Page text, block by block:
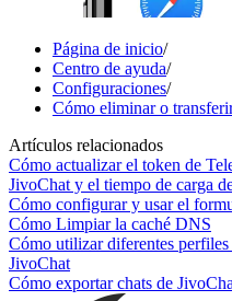
Página de inicio/
Centro de ayuda/
Configuraciones/
Cómo eliminar o
Artículos relacionados
Cómo actualizar el token de
JivoChat y el tiempo de carga
Cómo configurar y usar el
Cómo Limpiar la caché DNS
Cómo utilizar diferentes
JivoChat
Cómo exportar chats de